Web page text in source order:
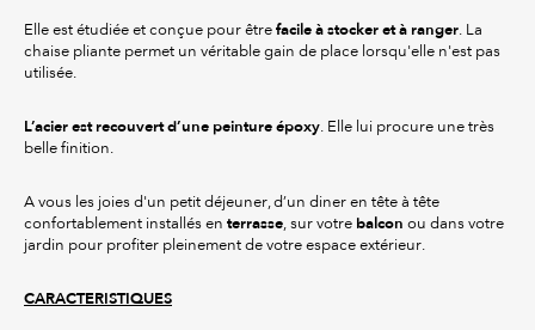
Elle est étudiée et conçue pour être facile à stocker et à ranger. La
chaise pliante permet un véritable gain de place lorsqu'elle n'est pas
utilisée.
L’acier est recouvert d’une peinture époxy. Elle lui procure une très
belle finition.
A vous les joies d'un petit déjeuner, d’un diner en tête à tête
confortablement installés en terrasse, sur votre balcon ou dans votre
jardin pour profiter pleinement de votre espace extérieur.
CARACTERISTIQUES